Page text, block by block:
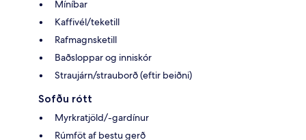
Míníbar
Kaffivél/teketill
Rafmagnsketill
Baðsloppar og inniskór
Straujárn/strauborð (eftir beiðni)
Sofðu rótt
Myrkratjöld/-gardínur
Rúmföt af bestu gerð